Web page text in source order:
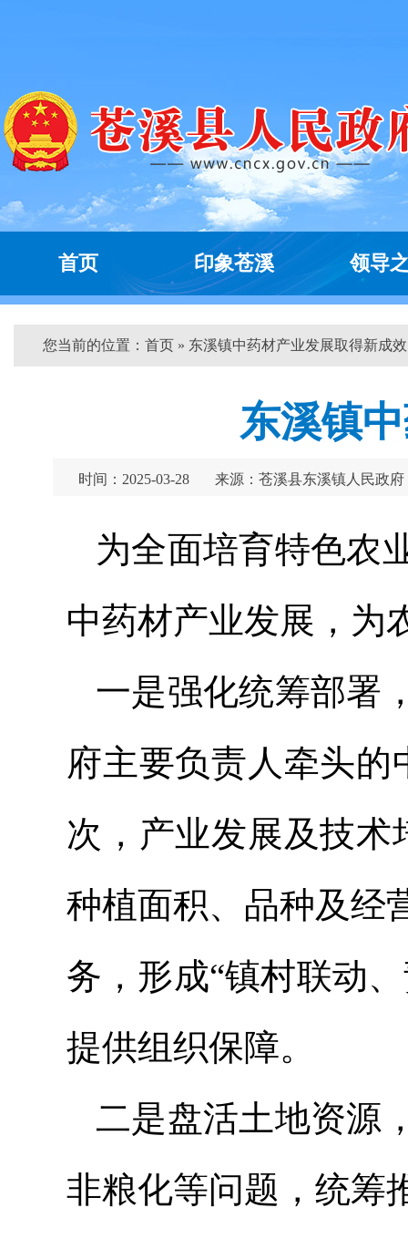
首页 印象苍溪 领导
您当前的位置： 首页 » 东溪镇中药材产业发展取得新成
东溪镇
时间：2025-03-28 来源：苍溪县东溪镇人民政府
为全面培育特色农
中药材产业发展，为
一是强化统筹部署
府主要负责人牵头
次，产业发展及技
种植面积、品种及经
务，形成“镇村联动
提供组织保障。
二是盘活土地资源
非粮化等问题，统筹